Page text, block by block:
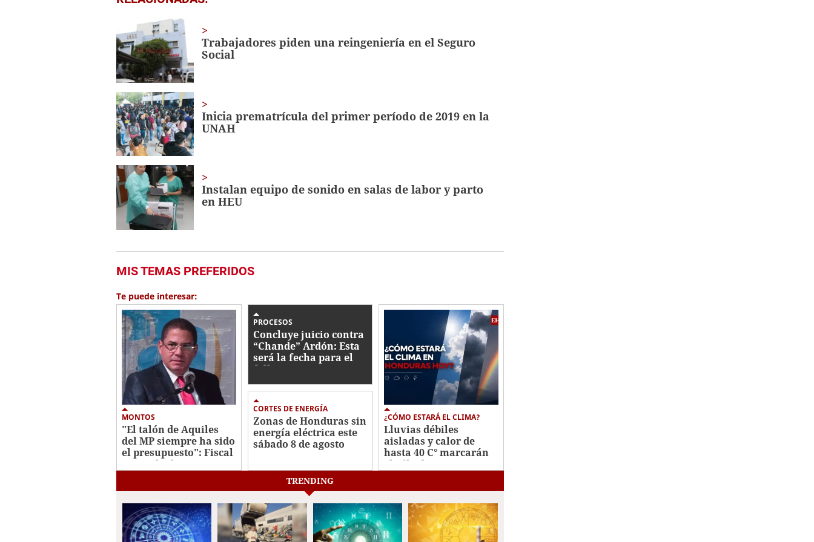
seconds
minutes,
32
secondsVolume
0%
Trabajadores piden una reingeniería en el Seguro
Social
Inicia prematrícula del primer período de 2019 en la
UNAH
Instalan equipo de sonido en salas de labor y parto
en HEU
MIS TEMAS PREFERIDOS
Te puede interesar:
MONTOS
"El talón de Aquiles
del MP siempre ha sido
el presupuesto": Fiscal
general adjunto
PROCESOS
Concluye juicio contra
“Chande” Ardón: Esta
será la fecha para el
fallo
CORTES DE ENERGÍA
Zonas de Honduras sin
energía eléctrica este
sábado 8 de agosto
¿CÓMO ESTARÁ EL CLIMA?
Lluvias débiles
aisladas y calor de
hasta 40 C° marcarán
el sábado
TRENDING